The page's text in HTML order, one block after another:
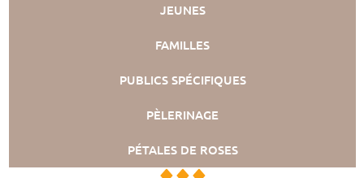
JEUNES
FAMILLES
PUBLICS SPÉCIFIQUES
PÈLERINAGE
PÉTALES DE ROSES